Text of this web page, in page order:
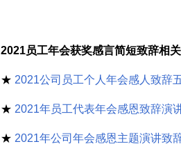
2021员工年会获奖感言简短致辞相关
★ 2021公司员工个人年会感人致辞
★ 2021年员工代表年会感恩致辞演
★ 2021年公司年会感恩主题演讲致